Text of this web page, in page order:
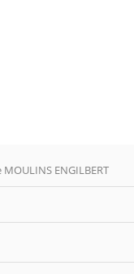
ENGILBERT